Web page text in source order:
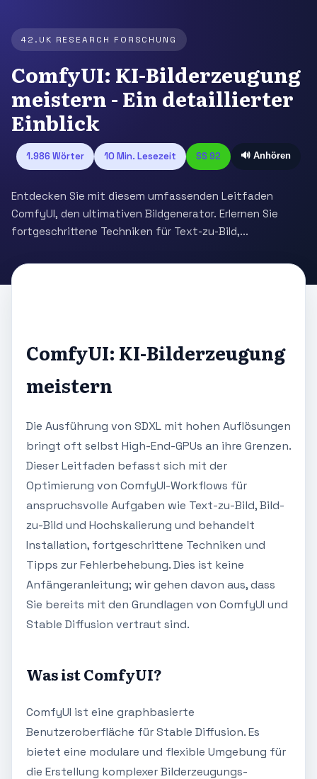
42.UK RESEARCH FORSCHUNG
ComfyUI: KI-Bilderzeugung
meistern - Ein detaillierter
Einblick
1.986 Wörter 10 Min. Lesezeit SS 92 🔊 Anhören
Entdecken Sie mit diesem umfassenden Leitfaden
ComfyUI, den ultimativen Bildgenerator. Erlernen Sie
fortgeschrittene Techniken für Text-zu-Bild,...
ComfyUI: KI-Bilderzeugung
meistern
Die Ausführung von SDXL mit hohen Auflösungen
bringt oft selbst High-End-GPUs an ihre Grenzen.
Dieser Leitfaden befasst sich mit der
Optimierung von ComfyUI-Workflows für
anspruchsvolle Aufgaben wie Text-zu-Bild, Bild-
zu-Bild und Hochskalierung und behandelt
Installation, fortgeschrittene Techniken und
Tipps zur Fehlerbehebung. Dies ist keine
Anfängeranleitung; wir gehen davon aus, dass
Sie bereits mit den Grundlagen von ComfyUI und
Stable Diffusion vertraut sind.
Was ist ComfyUI?
ComfyUI ist eine graphbasierte
Benutzeroberfläche für Stable Diffusion. Es
bietet eine modulare und flexible Umgebung für
die Erstellung komplexer Bilderzeugungs-